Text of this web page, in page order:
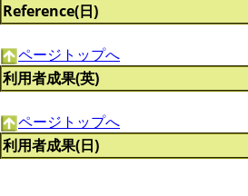
Reference(日)
ページトップへ
利用者成果(英)
ページトップへ
利用者成果(日)